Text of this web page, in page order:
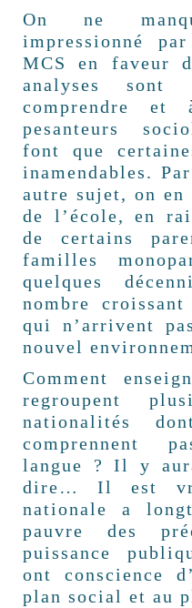
On ne
impressionné
MCS en faveur
analyses
comprendre
pesanteurs
font que
inamendables.
autre sujet, on en
de l’école, en
de certains
familles
quelques
nombre croissant
qui n’arrivent
nouvel
Comment
regroupent
nationalités
comprennent
langue ? Il y
dire… Il est
nationale a
pauvre des
puissance
ont conscience
plan social et au